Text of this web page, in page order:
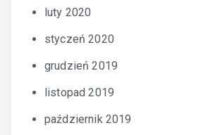
luty 2020
styczeń 2020
grudzień 2019
listopad 2019
październik 2019